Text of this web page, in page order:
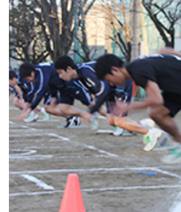
合格者発表
よくあるご質問
INFORMATION
総合案内
ニュース・トピックス一覧
お問い合わせ
キャンパスマップ
アクセスマップ
緊急・災害時の対応
ご支援をお考えの方へ
同窓会
ENGLISHページ
個人情報保護への取り組み